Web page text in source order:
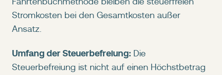
Stromkosten bei den Gesamtkosten außer
Ansatz.
Umfang der Steuerbefreiung: Die
Steuerbefreiung ist nicht auf einen Höchstbetrag